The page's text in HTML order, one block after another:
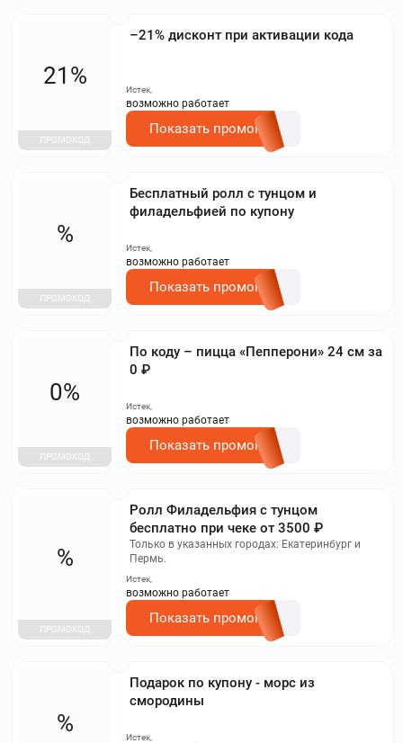
–21% дисконт при активации кода
21%
ПРОМОКОД
Истек,
возможно работает
Показать промокод
Бесплатный ролл с тунцом и
филадельфией по купону
%
ПРОМОКОД
Истек,
возможно работает
Показать промокод
По коду – пицца «Пепперони» 24 см за
0 ₽
0%
ПРОМОКОД
Истек,
возможно работает
Показать промокод
Ролл Филадельфия с тунцом
бесплатно при чеке от 3500 ₽
Только в указанных городах: Екатеринбург и
Пермь.
%
ПРОМОКОД
Истек,
возможно работает
Показать промокод
Подарок по купону - морс из
смородины
%
Истек,